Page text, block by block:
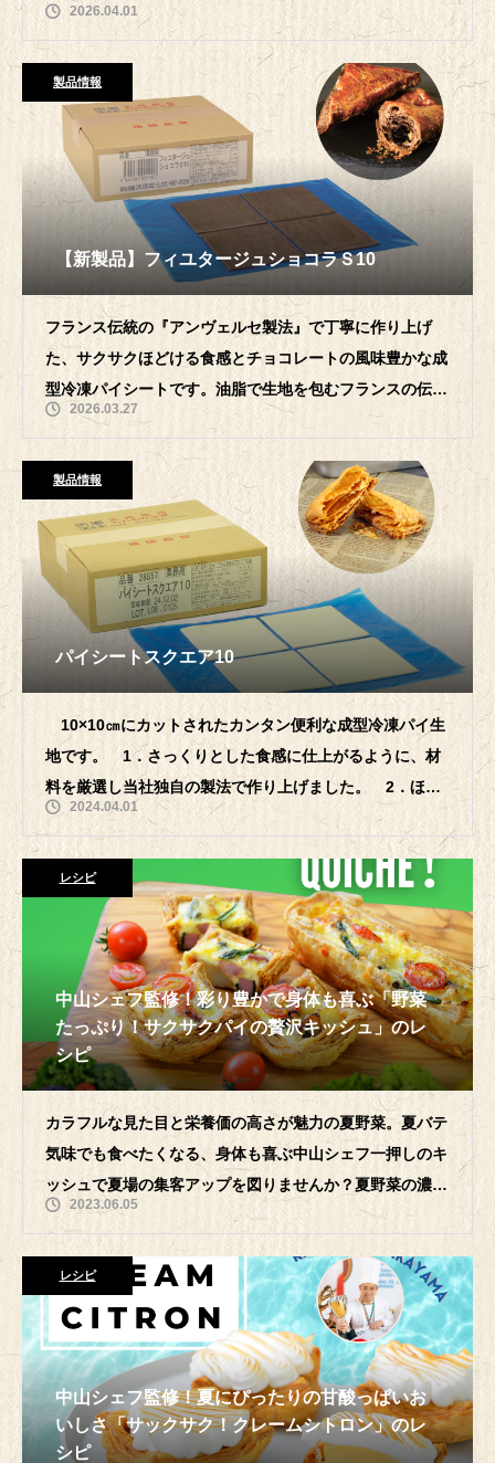
クリームをたっぷりサンドしました。
2026.04.01
製品情報
【新製品】フィユタージュショコラＳ10
フランス伝統の『アンヴェルセ製法』で丁寧に作り上げ
た、サクサクほどける⾷感とチョコレートの⾵味豊かな成
型冷凍パイシートです。油脂で生地を包むフランスの伝統
的なアンヴェルセ（逆折り）
2026.03.27
製品情報
パイシートスクエア10
10×10㎝にカットされたカンタン便利な成型冷凍パイ生
地です。 1．さっくりとした⾷感に仕上がるように、材
料を厳選し当社独⾃の製法で作り上げました。 2．ほど
よいバター⾵味と⾹ばしさ、ジュ
2024.04.01
レシピ
中山シェフ監修！彩り豊かで身体も喜ぶ「野菜
たっぷり！サクサクパイの贅沢キッシュ」のレ
シピ
カラフルな見た目と栄養価の高さが魅力の夏野菜。夏バテ
気味でも食べたくなる、身体も喜ぶ中山シェフ一押しのキ
ッシュで夏場の集客アップを図りませんか？夏野菜の濃厚
な味わいとバターの風味豊かなサクサクのパイ生
2023.06.05
レシピ
中山シェフ監修！夏にぴったりの甘酸っぱいお
いしさ「サックサク！クレームシトロン」のレ
シピ